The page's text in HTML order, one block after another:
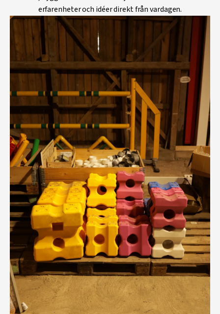
erfarenheter och idéer direkt från vardagen.